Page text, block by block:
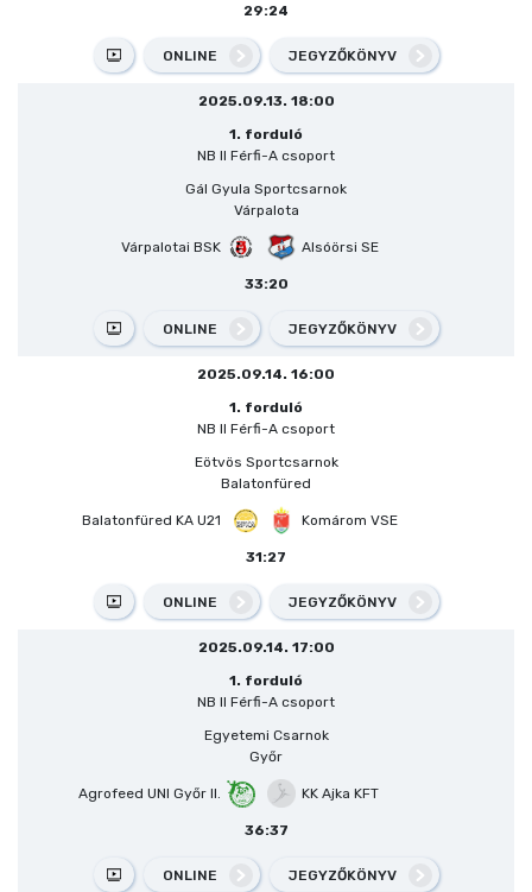
29:24
ONLINE JEGYZŐKÖNYV
2025.09.13. 18:00
1. forduló
NB II Férfi-A csoport
Gál Gyula Sportcsarnok
Várpalota
Várpalotai BSK Alsóörsi SE
33:20
ONLINE JEGYZŐKÖNYV
2025.09.14. 16:00
1. forduló
NB II Férfi-A csoport
Eötvös Sportcsarnok
Balatonfüred
Balatonfüred KA U21 Komárom VSE
31:27
ONLINE JEGYZŐKÖNYV
2025.09.14. 17:00
1. forduló
NB II Férfi-A csoport
Egyetemi Csarnok
Győr
Agrofeed UNI Győr II. KK Ajka KFT
36:37
ONLINE JEGYZŐKÖNYV